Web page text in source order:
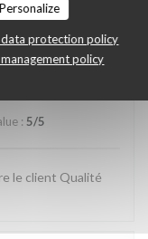
Personalize
data protection policy
policy
agréable, cuisine
: 5/5
le client Qualité